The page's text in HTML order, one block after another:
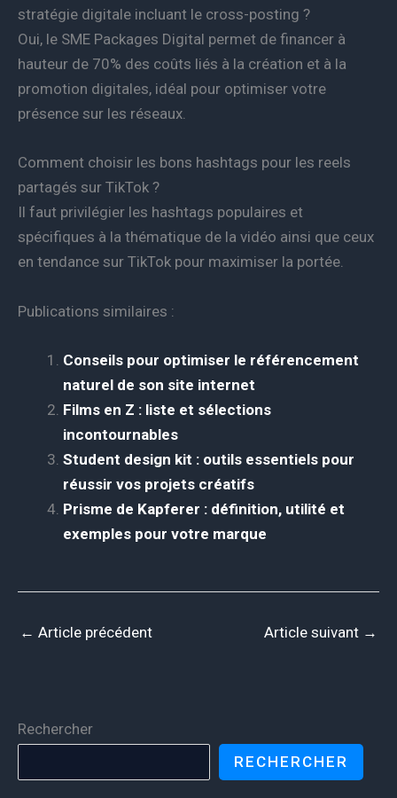
stratégie digitale incluant le cross-posting ?
Oui, le SME Packages Digital permet de financer à
hauteur de 70% des coûts liés à la création et à la
promotion digitales, idéal pour optimiser votre
présence sur les réseaux.
Comment choisir les bons hashtags pour les reels
partagés sur TikTok ?
Il faut privilégier les hashtags populaires et
spécifiques à la thématique de la vidéo ainsi que ceux
en tendance sur TikTok pour maximiser la portée.
Publications similaires :
Conseils pour optimiser le référencement
naturel de son site internet
Films en Z : liste et sélections
incontournables
Student design kit : outils essentiels pour
réussir vos projets créatifs
Prisme de Kapferer : définition, utilité et
exemples pour votre marque
← Article précédent Article suivant →
Rechercher
RECHERCHER